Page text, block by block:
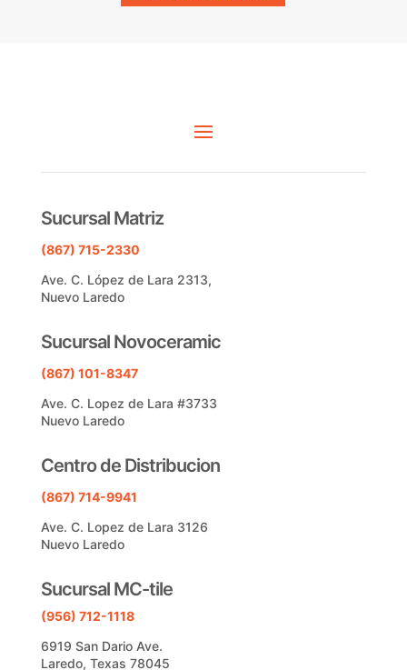
Sucursal Matriz
(867) 715-2330
Ave. C. López de Lara 2313,
Nuevo Laredo
Sucursal Novoceramic
(867) 101-8347
Ave. C. Lopez de Lara #3733
Nuevo Laredo
Centro de Distribucion
(867) 714-9941
Ave. C. Lopez de Lara 3126
Nuevo Laredo
Sucursal MC-tile
(956) 712-1118
6919 San Dario Ave.
Laredo, Texas 78045